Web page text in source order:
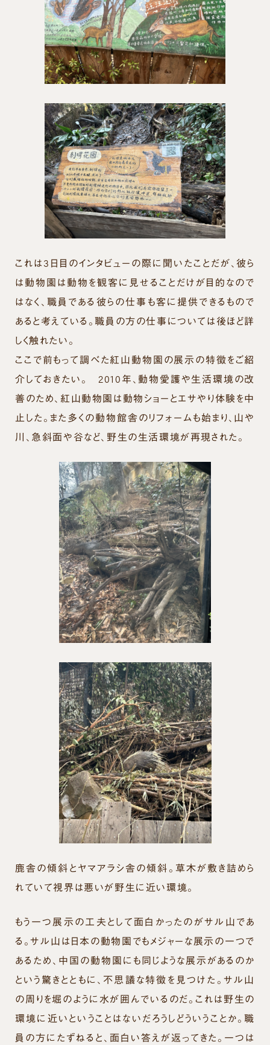
これは3日目のインタビューの際に聞いたことだが、彼ら
は動物園は動物を観客に見せることだけが目的なので
はなく、職員である彼らの仕事も客に提供できるもので
あると考えている。職員の方の仕事については後ほど詳
しく触れたい。
ここで前もって調べた紅山動物園の展示の特徴をご紹
介しておきたい。 2010年、動物愛護や生活環境の改
善のため、紅山動物園は動物ショーとエサやり体験を中
止した。また多くの動物館舎のリフォームも始まり、山や
川、急斜面や谷など、野生の生活環境が再現された。
鹿舎の傾斜とヤマアラシ舎の傾斜。草木が敷き詰めら
れていて視界は悪いが野生に近い環境。
もう一つ展示の工夫として面白かったのがサル山であ
る。サル山は日本の動物園でもメジャーな展示の一つで
あるため、中国の動物園にも同じような展示があるのか
という驚きとともに、不思議な特徴を見つけた。サル山
の周りを堀のように水が囲んでいるのだ。これは野生の
環境に近いということはないだろうしどういうことか。職
員の方にたずねると、面白い答えが返ってきた。一つは